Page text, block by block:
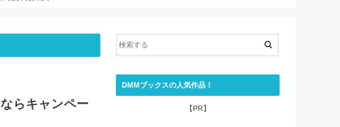
らキャンペー
DMMブックスの人気作品！
【PR】